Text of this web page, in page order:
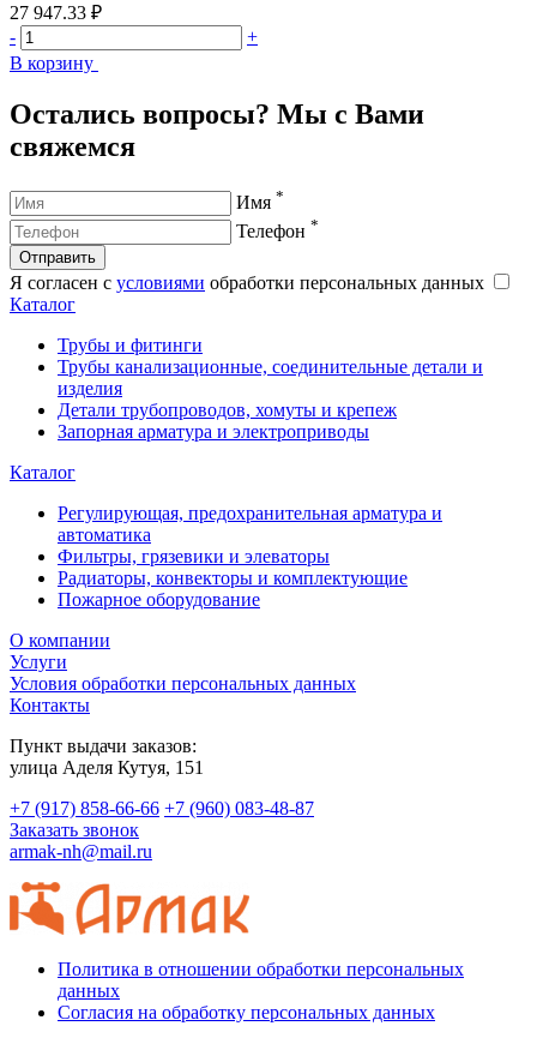
27 947.33 ₽
-
+
В корзину
Остались вопросы? Мы с Вами
свяжемся
Имя *
Телефон *
Отправить
Я согласен с условиями обработки персональных данных
Каталог
Трубы и фитинги
Трубы канализационные, соединительные детали и
изделия
Детали трубопроводов, хомуты и крепеж
Запорная арматура и электроприводы
Каталог
Регулирующая, предохранительная арматура и
автоматика
Фильтры, грязевики и элеваторы
Радиаторы, конвекторы и комплектующие
Пожарное оборудование
О компании
Услуги
Условия обработки персональных данных
Контакты
Пункт выдачи заказов:
​улица Аделя Кутуя, 151
+7 (917) 858-66-66 +7 (960) 083-48-87
Заказать звонок
armak-nh@mail.ru
Политика в отношении обработки персональных
данных
Согласия на обработку персональных данных